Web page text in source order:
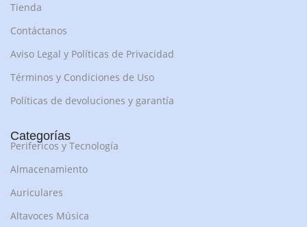
Tienda
Contáctanos
Aviso Legal y Políticas de Privacidad
Términos y Condiciones de Uso
Políticas de devoluciones y garantía
Categorías
Perifericos y Tecnología
Almacenamiento
Auriculares
Altavoces Música